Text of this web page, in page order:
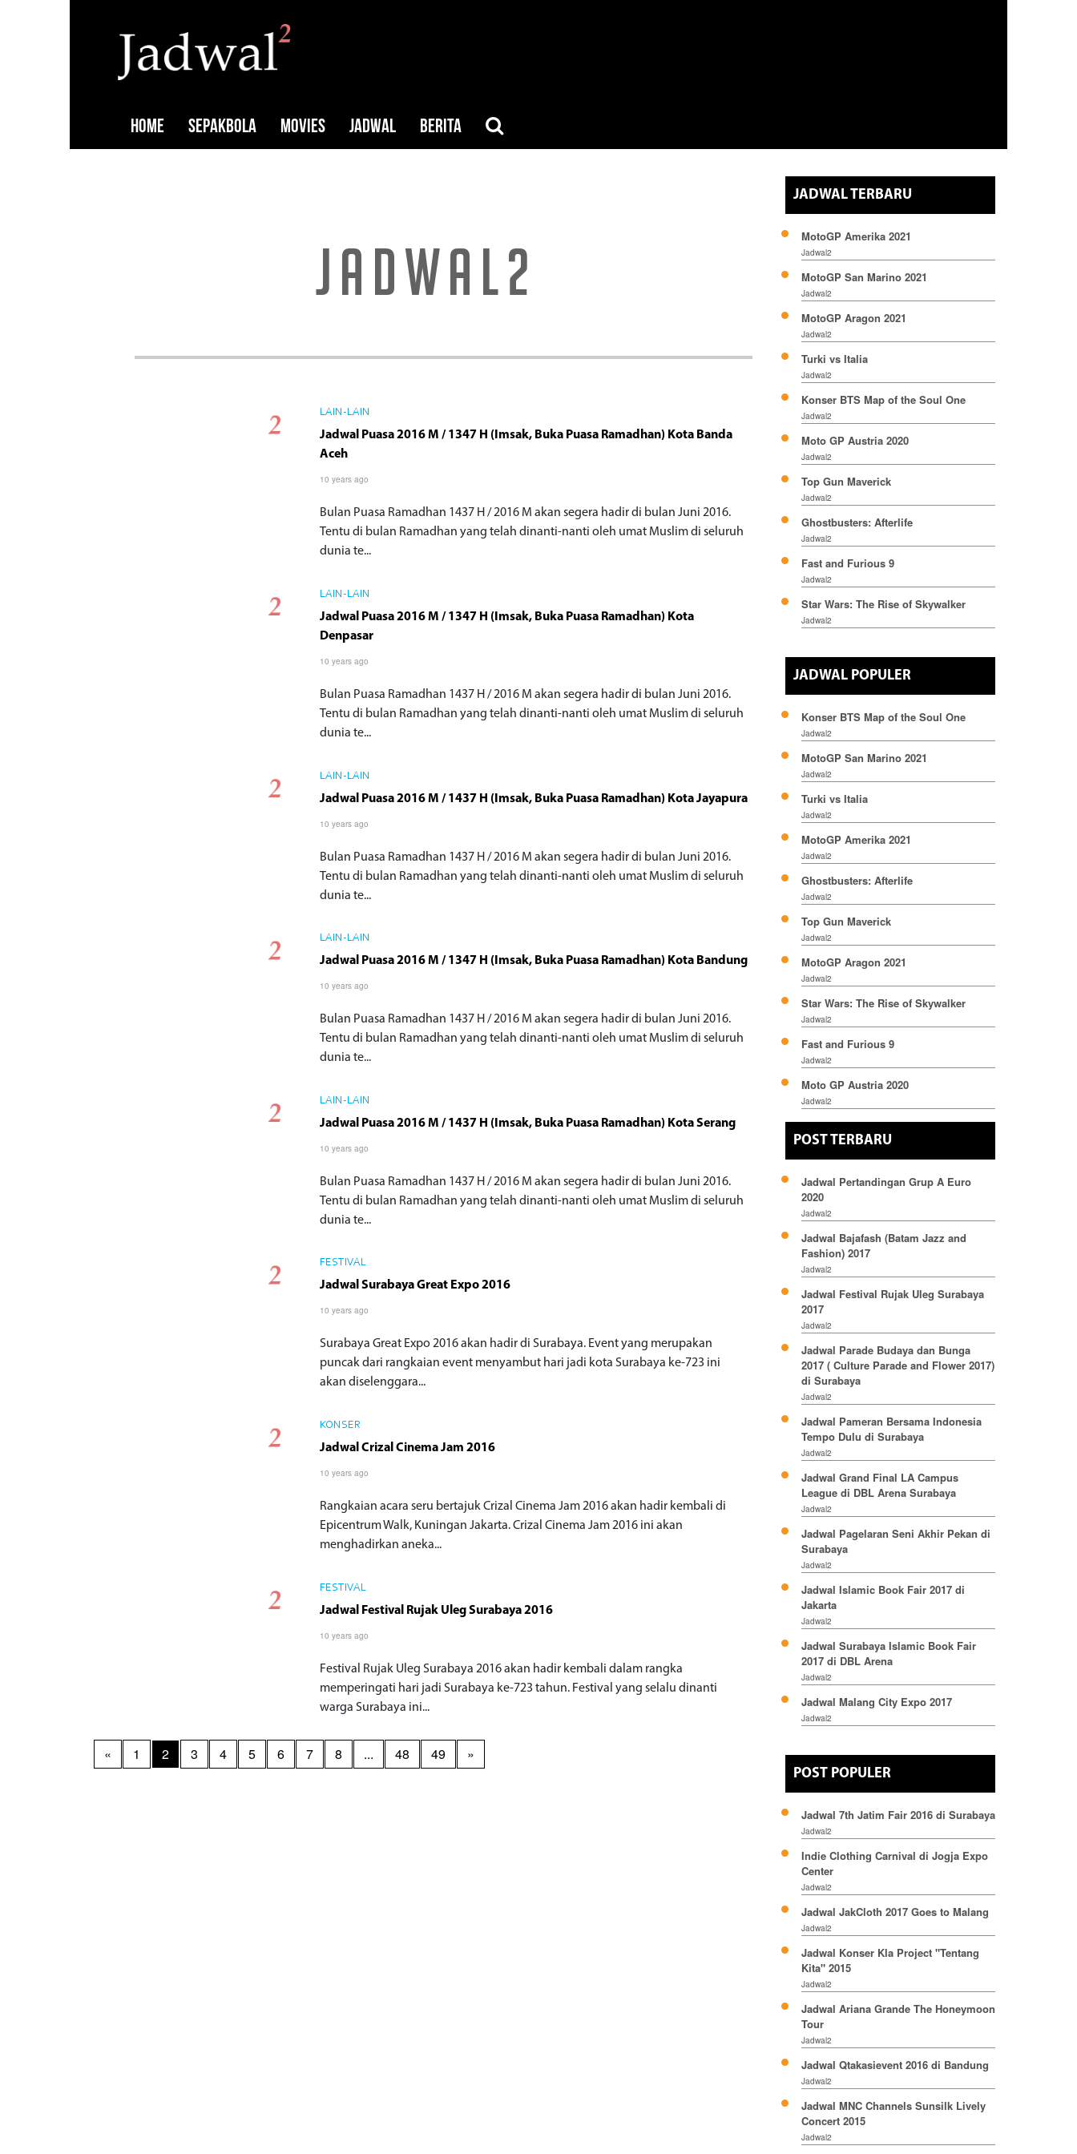
HOME SEPAKBOLA MOVIES JADWAL BERITA
JADWAL2
LAIN-LAIN
Jadwal Puasa 2016 M / 1347 H (Imsak, Buka Puasa Ramadhan) Kota Banda
Aceh
10 years ago
Bulan Puasa Ramadhan 1437 H / 2016 M akan segera hadir di bulan Juni 2016.
Tentu di bulan Ramadhan yang telah dinanti-nanti oleh umat Muslim di seluruh
dunia te...
LAIN-LAIN
Jadwal Puasa 2016 M / 1347 H (Imsak, Buka Puasa Ramadhan) Kota
Denpasar
10 years ago
Bulan Puasa Ramadhan 1437 H / 2016 M akan segera hadir di bulan Juni 2016.
Tentu di bulan Ramadhan yang telah dinanti-nanti oleh umat Muslim di seluruh
dunia te...
LAIN-LAIN
Jadwal Puasa 2016 M / 1437 H (Imsak, Buka Puasa Ramadhan) Kota Jayapura
10 years ago
Bulan Puasa Ramadhan 1437 H / 2016 M akan segera hadir di bulan Juni 2016.
Tentu di bulan Ramadhan yang telah dinanti-nanti oleh umat Muslim di seluruh
dunia te...
LAIN-LAIN
Jadwal Puasa 2016 M / 1347 H (Imsak, Buka Puasa Ramadhan) Kota Bandung
10 years ago
Bulan Puasa Ramadhan 1437 H / 2016 M akan segera hadir di bulan Juni 2016.
Tentu di bulan Ramadhan yang telah dinanti-nanti oleh umat Muslim di seluruh
dunia te...
LAIN-LAIN
Jadwal Puasa 2016 M / 1437 H (Imsak, Buka Puasa Ramadhan) Kota Serang
10 years ago
Bulan Puasa Ramadhan 1437 H / 2016 M akan segera hadir di bulan Juni 2016.
Tentu di bulan Ramadhan yang telah dinanti-nanti oleh umat Muslim di seluruh
dunia te...
FESTIVAL
Jadwal Surabaya Great Expo 2016
10 years ago
Surabaya Great Expo 2016 akan hadir di Surabaya. Event yang merupakan
puncak dari rangkaian event menyambut hari jadi kota Surabaya ke-723 ini
akan diselenggara...
KONSER
Jadwal Crizal Cinema Jam 2016
10 years ago
Rangkaian acara seru bertajuk Crizal Cinema Jam 2016 akan hadir kembali di
Epicentrum Walk, Kuningan Jakarta. Crizal Cinema Jam 2016 ini akan
menghadirkan aneka...
FESTIVAL
Jadwal Festival Rujak Uleg Surabaya 2016
10 years ago
Festival Rujak Uleg Surabaya 2016 akan hadir kembali dalam rangka
memperingati hari jadi Surabaya ke-723 tahun. Festival yang selalu dinanti
warga Surabaya ini...
« 1 2 3 4 5 6 7 8 ... 48 49 »
JADWAL TERBARU
MotoGP Amerika 2021
Jadwal2
MotoGP San Marino 2021
Jadwal2
MotoGP Aragon 2021
Jadwal2
Turki vs Italia
Jadwal2
Konser BTS Map of the Soul One
Jadwal2
Moto GP Austria 2020
Jadwal2
Top Gun Maverick
Jadwal2
Ghostbusters: Afterlife
Jadwal2
Fast and Furious 9
Jadwal2
Star Wars: The Rise of Skywalker
Jadwal2
JADWAL POPULER
Konser BTS Map of the Soul One
Jadwal2
MotoGP San Marino 2021
Jadwal2
Turki vs Italia
Jadwal2
MotoGP Amerika 2021
Jadwal2
Ghostbusters: Afterlife
Jadwal2
Top Gun Maverick
Jadwal2
MotoGP Aragon 2021
Jadwal2
Star Wars: The Rise of Skywalker
Jadwal2
Fast and Furious 9
Jadwal2
Moto GP Austria 2020
Jadwal2
POST TERBARU
Jadwal Pertandingan Grup A Euro
2020
Jadwal2
Jadwal Bajafash (Batam Jazz and
Fashion) 2017
Jadwal2
Jadwal Festival Rujak Uleg Surabaya
2017
Jadwal2
Jadwal Parade Budaya dan Bunga
2017 ( Culture Parade and Flower 2017)
di Surabaya
Jadwal2
Jadwal Pameran Bersama Indonesia
Tempo Dulu di Surabaya
Jadwal2
Jadwal Grand Final LA Campus
League di DBL Arena Surabaya
Jadwal2
Jadwal Pagelaran Seni Akhir Pekan di
Surabaya
Jadwal2
Jadwal Islamic Book Fair 2017 di
Jakarta
Jadwal2
Jadwal Surabaya Islamic Book Fair
2017 di DBL Arena
Jadwal2
Jadwal Malang City Expo 2017
Jadwal2
POST POPULER
Jadwal 7th Jatim Fair 2016 di Surabaya
Jadwal2
Indie Clothing Carnival di Jogja Expo
Center
Jadwal2
Jadwal JakCloth 2017 Goes to Malang
Jadwal2
Jadwal Konser Kla Project "Tentang
Kita" 2015
Jadwal2
Jadwal Ariana Grande The Honeymoon
Tour
Jadwal2
Jadwal Qtakasievent 2016 di Bandung
Jadwal2
Jadwal MNC Channels Sunsilk Lively
Concert 2015
Jadwal2